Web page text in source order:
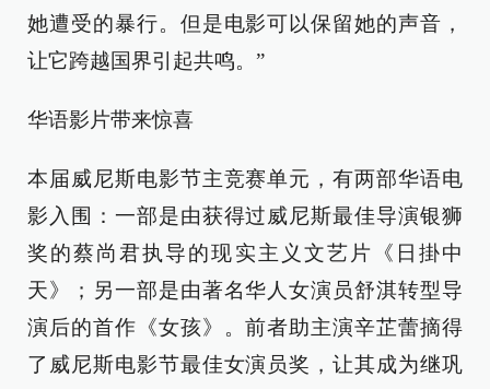
她遭受的暴行。但是电影可以保留她的声音，
让它跨越国界引起共鸣。”
华语影片带来惊喜
本届威尼斯电影节主竞赛单元，有两部华语电
影入围：一部是由获得过威尼斯最佳导演银狮
奖的蔡尚君执导的现实主义文艺片《日掛中
天》；另一部是由著名华人女演员舒淇转型导
演后的首作《女孩》。前者助主演辛芷蕾摘得
了威尼斯电影节最佳女演员奖，让其成为继巩